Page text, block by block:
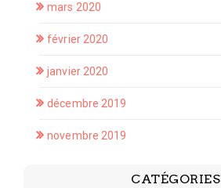
mars 2020
février 2020
janvier 2020
décembre 2019
novembre 2019
CATÉGORIES